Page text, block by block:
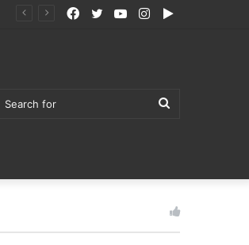
Google
Instagram
YouTube
Twitter
Facebook
Search